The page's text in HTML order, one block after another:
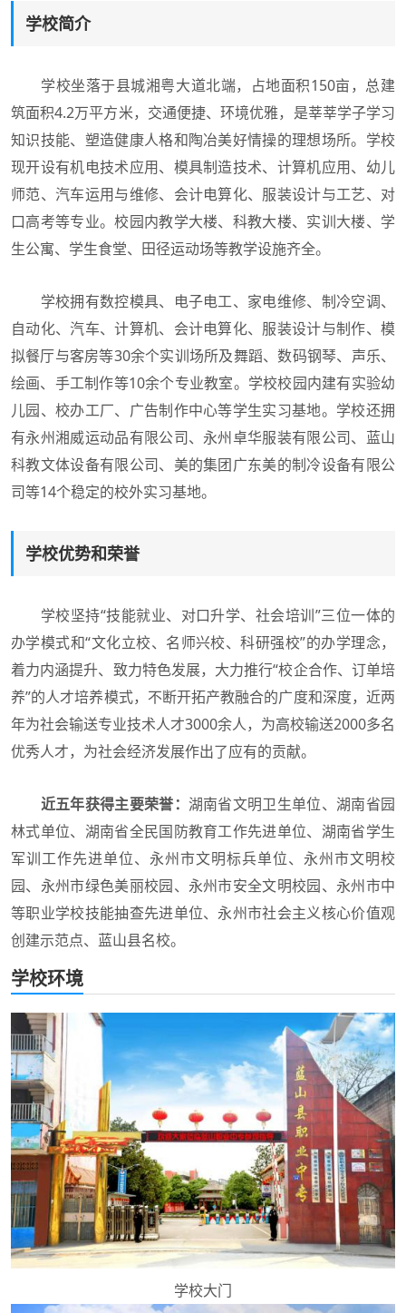
学校简介
学校坐落于县城湘粤大道北端，占地面积150亩，总建
筑面积4.2万平方米，交通便捷、环境优雅，是莘莘学子学习
知识技能、塑造健康人格和陶冶美好情操的理想场所。学校
现开设有机电技术应用、模具制造技术、计算机应用、幼儿
师范、汽车运用与维修、会计电算化、服装设计与工艺、对
口高考等专业。校园内教学大楼、科教大楼、实训大楼、学
生公寓、学生食堂、田径运动场等教学设施齐全。
学校拥有数控模具、电子电工、家电维修、制冷空调、
自动化、汽车、计算机、会计电算化、服装设计与制作、模
拟餐厅与客房等30余个实训场所及舞蹈、数码钢琴、声乐、
绘画、手工制作等10余个专业教室。学校校园内建有实验幼
儿园、校办工厂、广告制作中心等学生实习基地。学校还拥
有永州湘威运动品有限公司、永州卓华服装有限公司、蓝山
科教文体设备有限公司、美的集团广东美的制冷设备有限公
司等14个稳定的校外实习基地。
学校优势和荣誉
学校坚持“技能就业、对口升学、社会培训”三位一体的
办学模式和“文化立校、名师兴校、科研强校”的办学理念，
着力内涵提升、致力特色发展，大力推行“校企合作、订单培
养”的人才培养模式，不断开拓产教融合的广度和深度，近两
年为社会输送专业技术人才3000余人，为高校输送2000多名
优秀人才，为社会经济发展作出了应有的贡献。
近五年获得主要荣誉： 湖南省文明卫生单位、湖南省园
林式单位、湖南省全民国防教育工作先进单位、湖南省学生
军训工作先进单位、永州市文明标兵单位、永州市文明校
园、永州市绿色美丽校园、永州市安全文明校园、永州市中
等职业学校技能抽查先进单位、永州市社会主义核心价值观
创建示范点、蓝山县名校。
学校环境
学校大门